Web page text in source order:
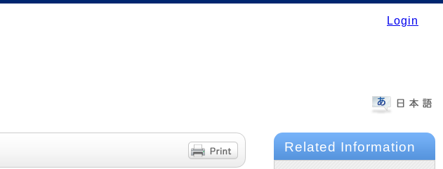
Login
Related Information